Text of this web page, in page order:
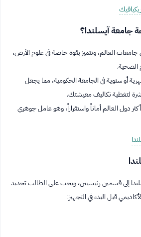
جامعة آيسلندا؟
أفضل 2% من جامعات العالم، وتتميز بقوة خاصة في علوم الأرض،
الصحية.
أو سنوية في الجامعة الحكومية، مما يجعل
لتغطية تكاليف معيشتك.
دول العالم أماناً واستقراراً، وهو عامل جوهري
إلى قسمين رئيسيين، ويجب على الطالب تحديد
قبل البدء في التجهيز: